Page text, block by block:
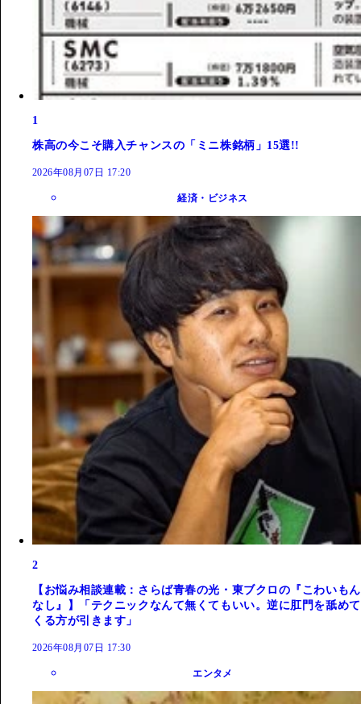
1
株高の今こそ購入チャンスの「ミニ株銘柄」15選!!
2026年08月07日 17:20
経済・ビジネス
2
【お悩み相談連載：さらば青春の光・東ブクロの『こわいもん
なし』】「テクニックなんて無くてもいい。逆に肛門を舐めて
くる方が引きます」
2026年08月07日 17:30
エンタメ